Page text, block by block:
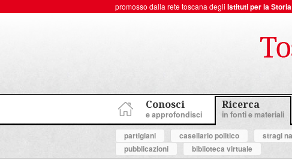
promosso dalla rete toscana degli Istituti per la
Conosci
e approfondisci
Ricerca
in fonti e materiali
partigiani
casellario politico stragi
pubblicazioni
biblioteca virtuale